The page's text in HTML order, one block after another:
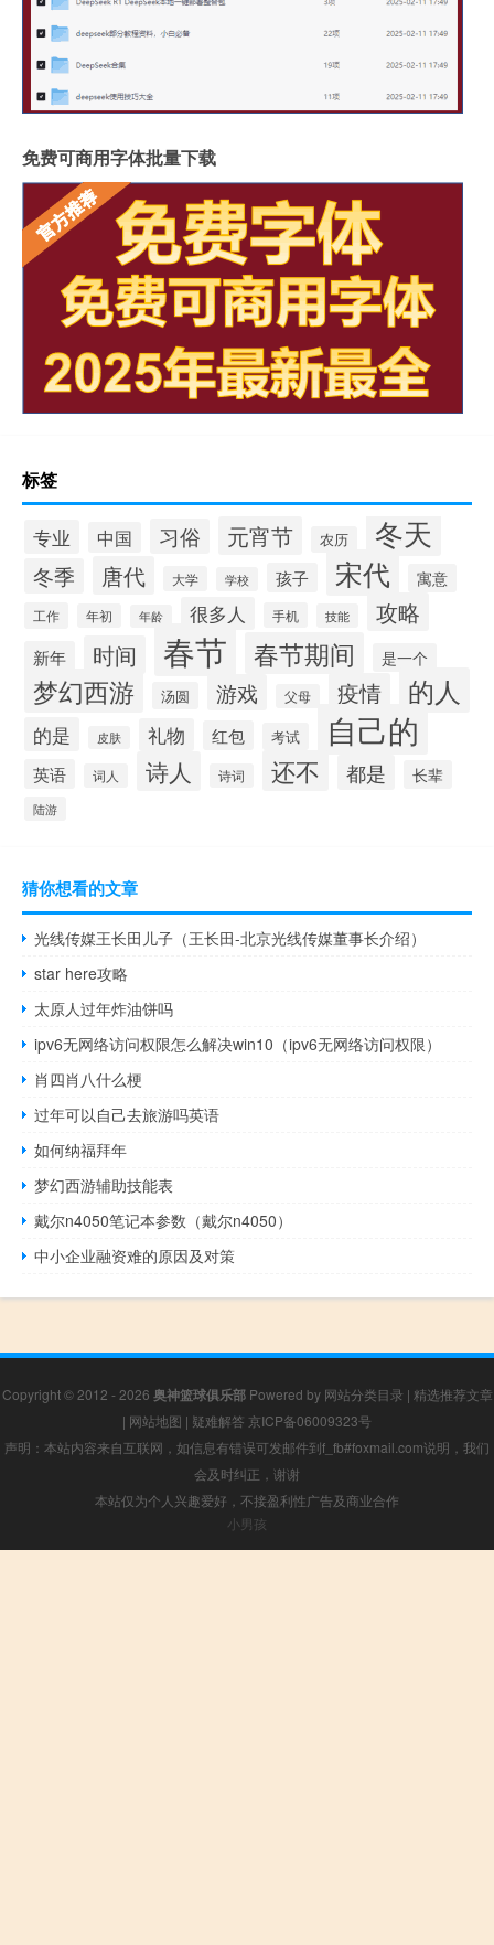
免费可商用字体批量下载
标签
专业 中国 习俗 元宵节 农历 冬天
冬季 唐代 大学 学校 孩子 宋代 寓意
工作 年初 年龄 很多人 手机 技能 攻略
新年 时间 春节 春节期间 是一个
梦幻西游 汤圆 游戏 父母 疫情 的人
的是 皮肤 礼物 红包 考试 自己的
英语 词人 诗人 诗词 还不 都是 长辈
陆游
猜你想看的文章
光线传媒王长田儿子（王长田-北京光线传媒董事长介绍）
star here攻略
太原人过年炸油饼吗
ipv6无网络访问权限怎么解决win10（ipv6无网络访问权限）
肖四肖八什么梗
过年可以自己去旅游吗英语
如何纳福拜年
梦幻西游辅助技能表
戴尔n4050笔记本参数（戴尔n4050）
中小企业融资难的原因及对策
Copyright © 2012 - 2026 奥神篮球俱乐部Powered by 网站分类目录 | 精选推荐文章
| 网站地图 | 疑难解答 京ICP备06009323号
声明：本站内容来自互联网，如信息有错误可发邮件到f_fb#foxmail.com说明，我们
会及时纠正，谢谢
本站仅为个人兴趣爱好，不接盈利性广告及商业合作
小男孩